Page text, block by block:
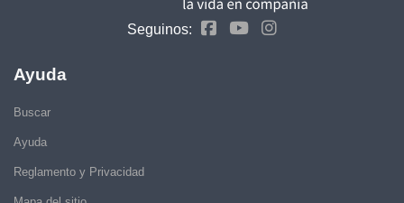
Seguinos:
Ayuda
Buscar
Ayuda
Reglamento y Privacidad